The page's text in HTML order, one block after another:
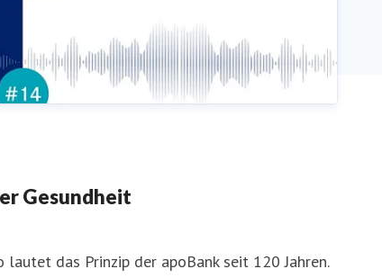
Gesundheit
das Prinzip der apoBank seit 120 Jahren.